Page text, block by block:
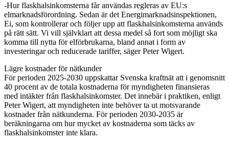
-Hur flaskhalsinkomsterna får användas regleras av EU:s
elmarknadsförordning. Sedan är det Energimarknadsinspektionen,
Ei, som kontrollerar och följer upp att flaskhalsinkomsterna används
på rätt sätt. Vi vill självklart att dessa medel så fort som möjligt ska
komma till nytta för elförbrukarna, bland annat i form av
investeringar och reducerade tariffer, säger Peter Wigert.
Lägre kostnader för nätkunder
För perioden 2025-2030 uppskattar Svenska kraftnät att i genomsnitt
40 procent av de totala kostnaderna för myndigheten finansieras
med intäkter från flaskhalsinkomster. Det innebär i praktiken, enligt
Peter Wigert, att myndigheten inte behöver ta ut motsvarande
kostnader från nätkunderna. För perioden 2030-2035 är
beräkningarna om hur mycket av kostnaderna som täcks av
flaskhalsinkomster inte klara.